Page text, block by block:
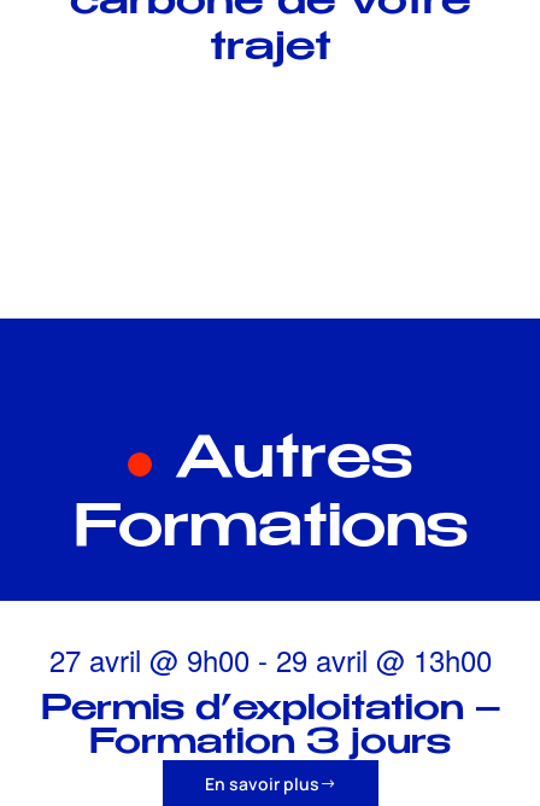
trajet
Autres
Formations
27 avril @ 9h00 - 29 avril @ 13h00
Permis d’exploitation –
Formation 3 jours
En savoir plus